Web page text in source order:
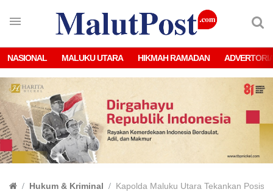
NASIONAL MALUKU UTARA HIKMAH RAMADAN
Hukum & Kriminal Kapolda Maluku Utara Tekankan Posisi